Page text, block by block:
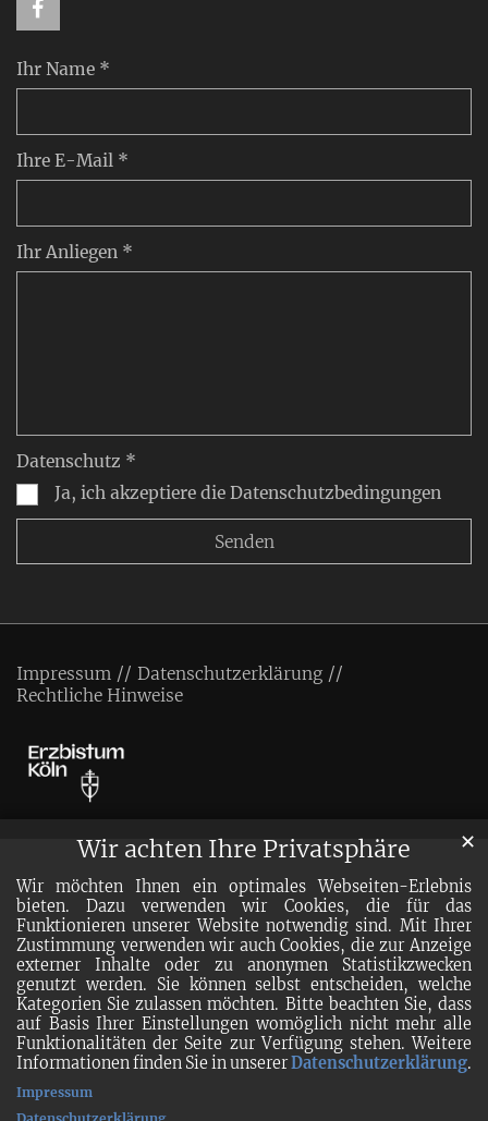
Wir achten Ihre Privatsphäre
Wir möchten Ihnen ein optimales Webseiten-Erlebnis
bieten. Dazu verwenden wir Cookies, die für das
Funktionieren unserer Website notwendig sind. Mit Ihrer
Zustimmung verwenden wir auch Cookies, die zur Anzeige
externer Inhalte oder zu anonymen Statistikzwecken
genutzt werden. Sie können selbst entscheiden, welche
Kategorien Sie zulassen möchten. Bitte beachten Sie, dass
auf Basis Ihrer Einstellungen womöglich nicht mehr alle
Funktionalitäten der Seite zur Verfügung stehen. Weitere
Informationen finden Sie in unsererDatenschutzerklärung.
✕
Impressum
Ihr Name *
Ihre E-Mail *
Ihr Anliegen *
Datenschutz *
Ja, ich akzeptiere die Datenschutzbedingungen
Impressum
Datenschutzerklärung
Rechtliche Hinweise